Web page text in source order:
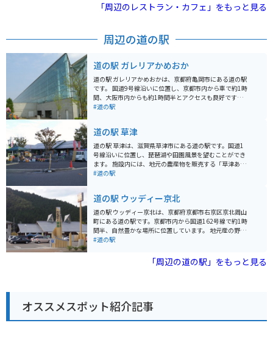
「周辺のレストラン・カフェ」をもっと見る
周辺の道の駅
道の駅 ガレリアかめおか
道の駅 ガレリアかめおかは、京都府亀岡市にある道の駅
です。 国道9号線沿いに位置し、京都市内から車で約1時
間、大阪市内からも約1時間半とアクセスも良好です。
地元亀岡の新鮮な野菜や特産品を販売する農産物直売
季節の食材を使った料理やスイーツはおすすめです。 ツ
ーリングの休憩場所としても人気があり、バイクスタン
ドも設置されています。 周辺には、湯の花温泉やるり渓
など、観光スポットも点在しています。 【おすすめポイ
ント】 * 亀岡市内や近隣地域の特産品が購入できる * 新
を使った料理が楽しめる 【周辺情報】 * 湯の花温泉 * る
り渓 【その他】 * 住所：京都府亀岡市曽我部町北条大谷
1-1 * 電話番号：0771-22-0690 * 駐車場：大型車12台、
普通車70台 * 休館日：年中無休
#道の駅
道の駅 草津
道の駅 草津は、滋賀県草津市にある道の駅です。国道1
号線沿いに位置し、琵琶湖や田園風景を望むことができ
ます。 施設内には、地元の農産物を販売する「草津あぐ
りーん」や、近江牛や琵琶湖の幸など地元グルメが堪能
は、琵琶湖周辺のツーリングの拠点としても最適です。
周辺には、琵琶湖博物館や水生植物公園みずの森など、
観光スポットも充実しています。特に、琵琶湖博物館
は、琵琶湖の生態系や歴史について学べる博物館として
人気です。
#道の駅
道の駅 ウッディー京北
道の駅 ウッディー京北は、京都府京都市右京区京北周山
町にある道の駅です。京都市内から国道162号線で約1時
間半、自然豊かな場所に位置しています。 地元産の野菜
や木材を使った特産品が販売されているほか、レストラ
バイクで訪れる場合、道の駅には広い駐車場が完備され
ているので安心です。また、周辺には、四季折々の自然
す。京都観光の際は、ぜひ一度訪れてみてはいかがでし
ょうか。
#道の駅
「周辺の道の駅」をもっと見る
オススメスポット紹介記事